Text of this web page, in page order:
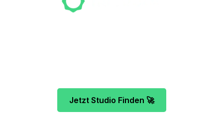
Jetzt Studio Finden 🚀